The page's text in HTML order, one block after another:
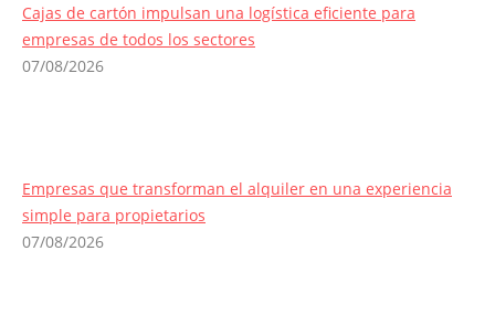
Cajas de cartón impulsan una logística eficiente para
empresas de todos los sectores
07/08/2026
Empresas que transforman el alquiler en una experiencia
simple para propietarios
07/08/2026